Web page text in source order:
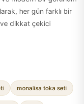
her gün farklı bir
ve dikkat çekici
monalisa toka seti